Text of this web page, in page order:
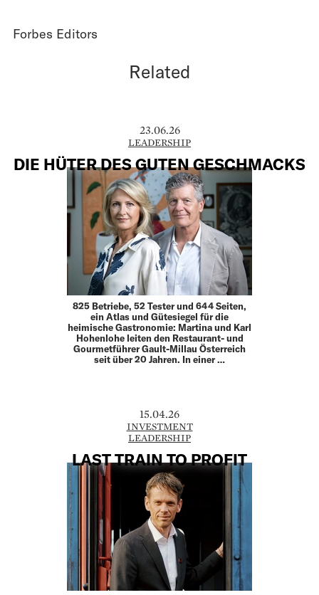
Forbes Editors
Related
23.06.26
LEADERSHIP
DIE HÜTER DES GUTEN GESCHMACKS
825 Betriebe, 52 Tester und 644 Seiten,
ein Atlas und Gütesiegel für die
heimische Gastronomie: Martina und Karl
Hohenlohe leiten den Restaurant- und
Gourmet­führer Gault-Millau Österreich
seit über 20 Jahren. In einer …
15.04.26
INVESTMENT
LEADERSHIP
LAST TRAIN TO PROFIT